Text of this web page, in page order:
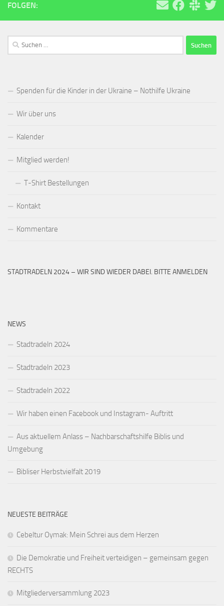
FOLGEN:
Suchen
nach:
Spenden für die Kinder in der Ukraine – Nothilfe Ukraine
Wir über uns
Kalender
Mitglied werden!
T-Shirt Bestellungen
Kontakt
Kommentare
STADTRADELN 2024 – WIR SIND WIEDER DABEI. BITTE ANMELDEN
NEWS
Stadtradeln 2024
Stadtradeln 2023
Stadtradeln 2022
Wir haben einen Facebook und Instagram- Auftritt
Aus aktuellem Anlass – Nachbarschaftshilfe Biblis und
Umgebung
Bibliser Herbstvielfalt 2019
NEUESTE BEITRÄGE
Cebeltur Oymak: Mein Schrei aus dem Herzen
Die Demokratie und Freiheit verteidigen – gemeinsam gegen
RECHTS
Mitgliederversammlung 2023